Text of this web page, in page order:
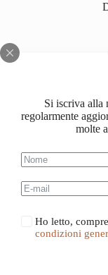
Si iscriva alla
regolarmente
molte
Ho letto,
condizioni
Questo sito web